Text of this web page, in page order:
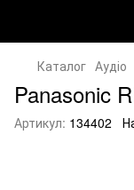
Каталог Аудіо
Panasonic
Артикул: 134402